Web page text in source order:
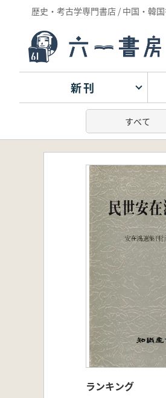
歴史・考古学専門書店 / 中国・韓
新刊
ランキング